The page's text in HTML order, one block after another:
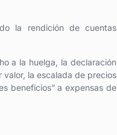
la rendición de cuentas
a la huelga, la declaración
valor, la escalada de precios
beneficios” a expensas de